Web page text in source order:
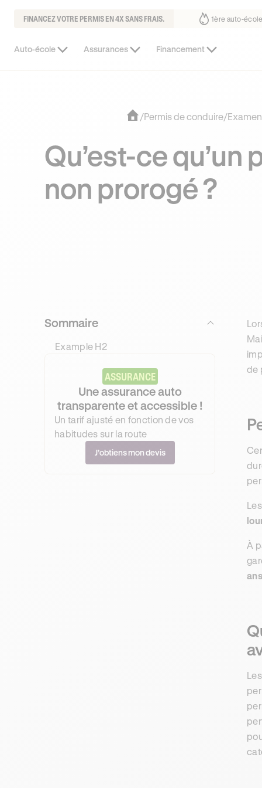
FINANCEZ VOTRE PERMIS EN 4X SANS FRAIS.
fait déjà confiance 30% moins chère que l’auto-école de votre
Auto-école Assurances Financement
/Permis de conduire/Examen
Qu’est-ce
non prorogé ?
Sommaire
Example H2
ASSURANCE
Une assurance auto
transparente et accessible !
Un tarif ajusté en fonction de vos
habitudes sur la route
J’obtiens mon devis
de
À
ans